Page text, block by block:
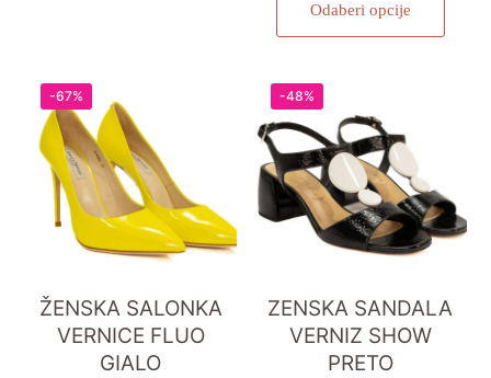
Odaberi opcije
-67%
ŽENSKA SALONKA
VERNICE FLUO
GIALO
-48%
ZENSKA SANDALA
VERNIZ SHOW
PRETO